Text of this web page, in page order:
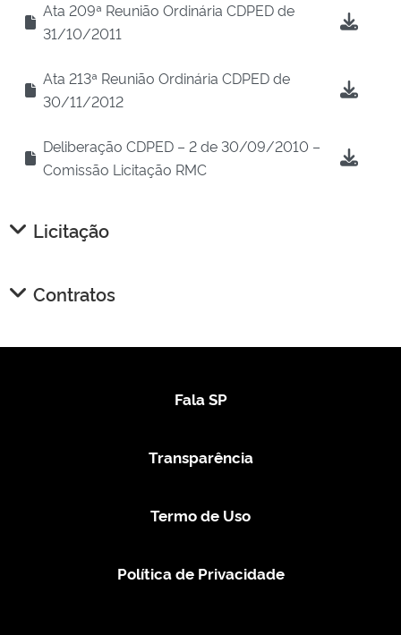
Ata 209ª Reunião Ordinária CDPED de
31/10/2011
Ata 213ª Reunião Ordinária CDPED de
30/11/2012
Deliberação CDPED – 2 de 30/09/2010 –
Comissão Licitação RMC
Licitação
Contratos
Fala SP
Transparência
Termo de Uso
Política de Privacidade